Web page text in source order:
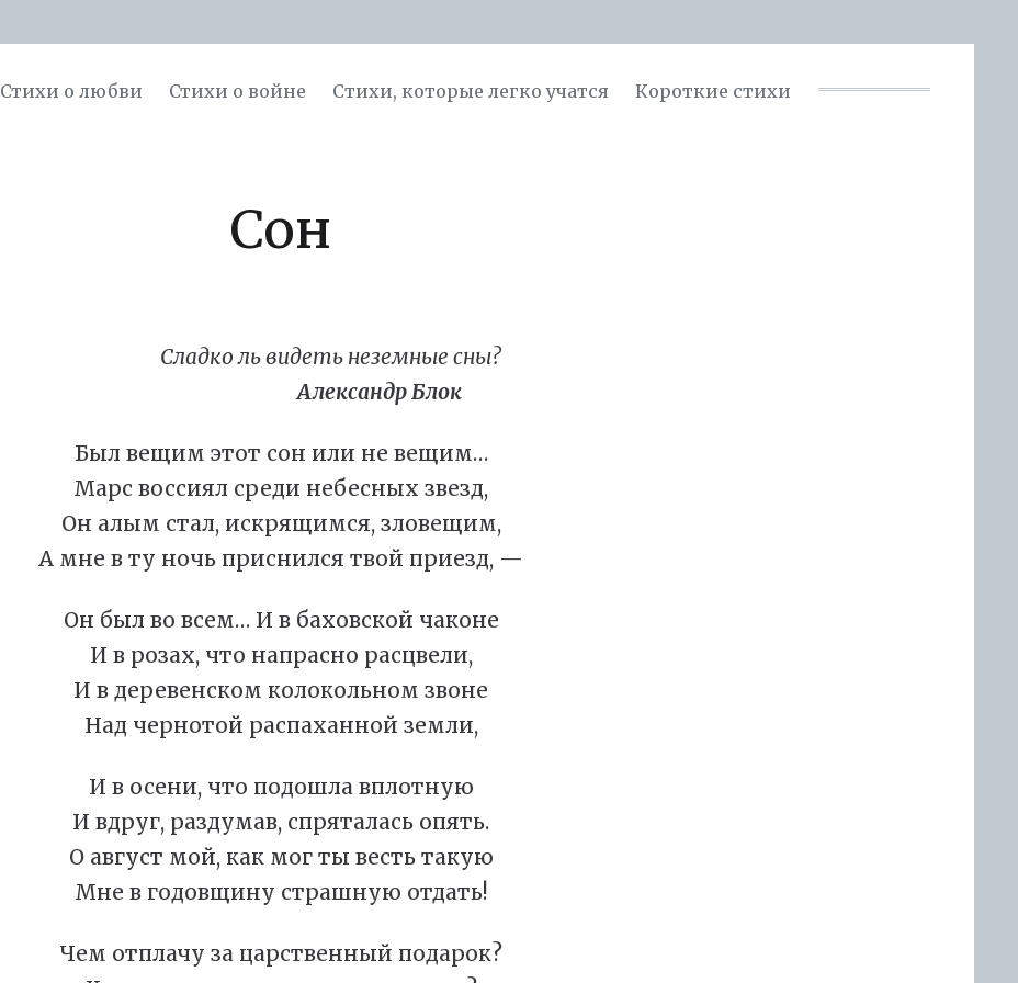
Стихи о любви Стихи о войне Cтихи, которые легко учатся Короткие стихи
Сон
Сладко ль видеть неземные сны?
Александр Блок
Был вещим этот сон или не вещим…
Марс воссиял среди небесных звезд,
Он алым стал, искрящимся, зловещим,
А мне в ту ночь приснился твой приезд, —
Он был во всем… И в баховской чаконе
И в розах, что напрасно расцвели,
И в деревенском колокольном звоне
Над чернотой распаханной земли,
И в осени, что подошла вплотную
И вдруг, раздумав, спряталась опять.
О август мой, как мог ты весть такую
Мне в годовщину страшную отдать!
Чем отплачу за царственный подарок?